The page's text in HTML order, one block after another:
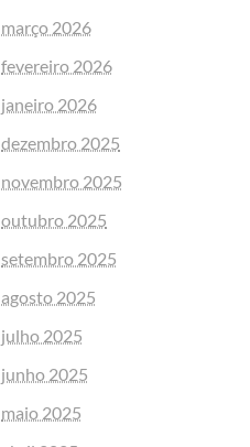
março 2026
fevereiro 2026
janeiro 2026
dezembro 2025
novembro 2025
outubro 2025
setembro 2025
agosto 2025
julho 2025
junho 2025
maio 2025